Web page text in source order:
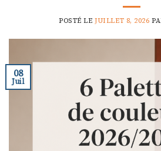
POSTÉ LEJUILLET 8, 2026
08
Juil